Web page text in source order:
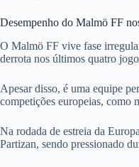
Desempenho do Malmö FF
O Malmö FF vive fase
derrota nos últimos quatro
Apesar disso, é uma equipe
competições europeias, como
Na rodada de estreia da
Partizan, sendo pressionado